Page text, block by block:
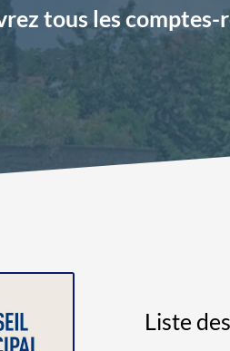
tous les
Liste